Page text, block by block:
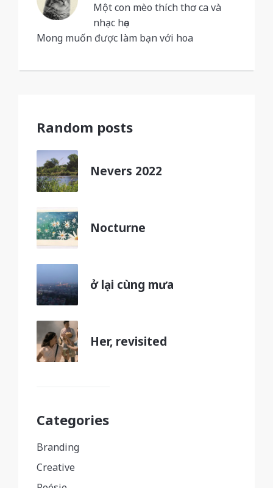
Một con mèo thích thơ ca và
nhạc họa
Mong muốn được làm bạn với hoa
Random posts
Nevers 2022
Nocturne
ở lại cùng mưa
Her, revisited
Categories
Branding
Creative